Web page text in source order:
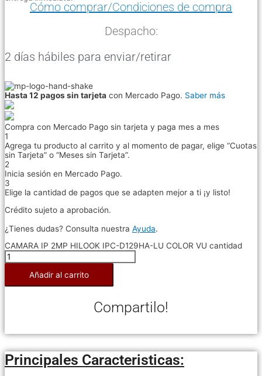
Cómo comprar/Condiciones de compra
Despacho:
2 días hábiles para enviar/retirar
Hasta 12 pagos sin tarjeta con Mercado Pago. Saber más
Compra con Mercado Pago sin tarjeta y paga mes a mes
1
Agrega tu producto al carrito y al momento de pagar, elige “Cuotas
sin Tarjeta” o “Meses sin Tarjeta”.
2
Inicia sesión en Mercado Pago.
3
Elige la cantidad de pagos que se adapten mejor a ti ¡y listo!
Crédito sujeto a aprobación.
¿Tienes dudas? Consulta nuestra Ayuda.
CAMARA IP 2MP HILOOK IPC-D129HA-LU COLOR VU cantidad
Añadir al carrito
Compartilo!
Principales Caracteristicas: